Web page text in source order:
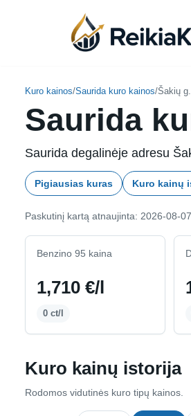
Kuro kainos/Saurida kuro kainos/Šakių
Saurida
Saurida degalinėje adresu
Pigiausias kuras Kuro kainų
Paskutinį kartą atnaujinta: 2026-08-
Benzino 95 kaina
1,710 €/l
0 ct/l
Kuro kainų istorija
Rodomos vidutinės kuro tipų kainos.